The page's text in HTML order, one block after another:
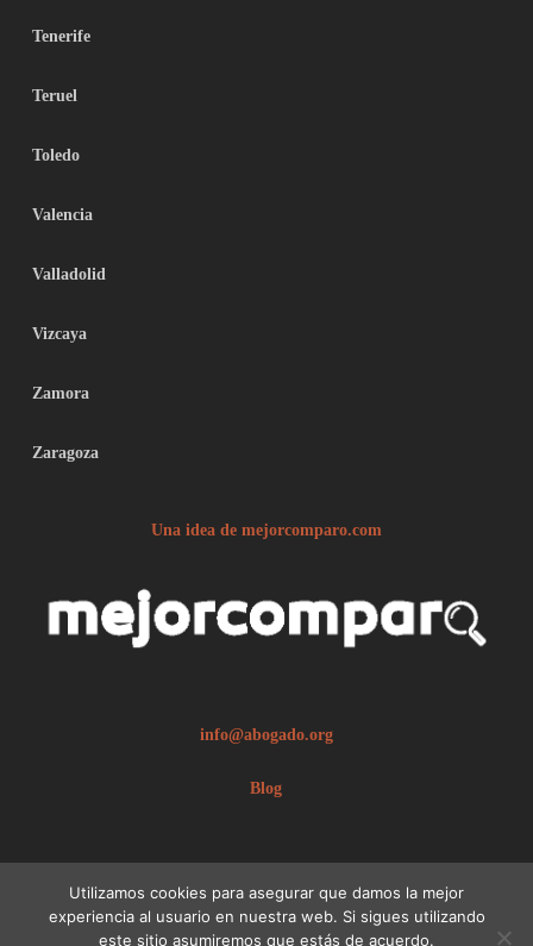
Tenerife
Teruel
Toledo
Valencia
Valladolid
Vizcaya
Zamora
Zaragoza
Una idea de mejorcomparo.com
info@abogado.org
Blog
Utilizamos cookies para asegurar que damos la mejor
experiencia al usuario en nuestra web. Si sigues utilizando
este sitio asumiremos que estás de acuerdo.